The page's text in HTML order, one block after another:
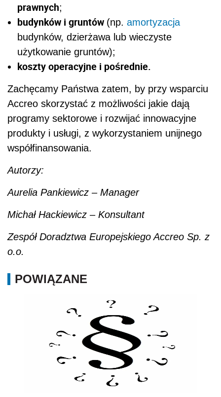
prawnych;
budynków i gruntów (np. amortyzacja
budynków, dzierżawa lub wieczyste
użytkowanie gruntów);
koszty operacyjne i pośrednie.
Zachęcamy Państwa zatem, by przy wsparciu
Accreo skorzystać z możliwości jakie dają
programy sektorowe i rozwijać innowacyjne
produkty i usługi, z wykorzystaniem unijnego
współfinansowania.
Autorzy:
Aurelia Pankiewicz – Manager
Michał Hackiewicz – Konsultant
Zespół Doradztwa Europejskiego Accreo Sp. z
o.o.
POWIĄZANE